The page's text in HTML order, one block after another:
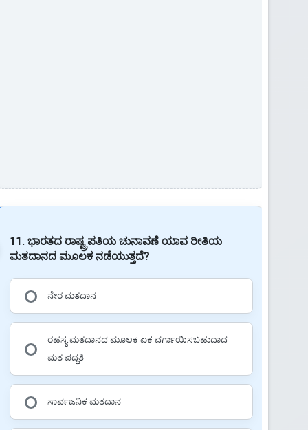
11. ಭಾರತದ ರಾಷ್ಟ್ರಪತಿಯ ಚುನಾವಣೆ ಯಾವ ರೀತಿಯ
ಮತದಾನದ ಮೂಲಕ ನಡೆಯುತ್ತದೆ?
ನೇರ ಮತದಾನ
ರಹಸ್ಯ ಮತದಾನದ ಮೂಲಕ ಏಕ ವರ್ಗಾಯಿಸಬಹುದಾದ
ಮತ ಪದ್ಧತಿ
ಸಾರ್ವಜನಿಕ ಮತದಾನ